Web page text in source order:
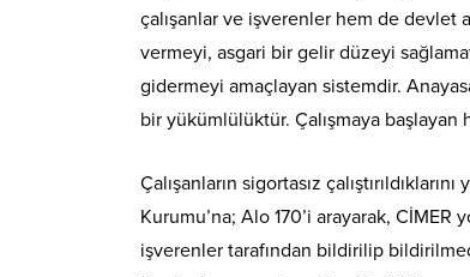
çalışanlar ve işverenler hem de devlet
vermeyi, asgari bir gelir düzeyi
gidermeyi amaçlayan sistemdir.
bir yükümlülüktür. Çalışmaya
Çalışanların sigortasız
Kurumu’na; Alo 170’i arayarak,
işverenler tarafından bildirilip